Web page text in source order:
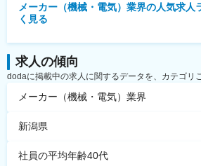
メーカー（機械・電気）業界の人気求人
く見る
求人の傾向
dodaに掲載中の求人に関するデータを、カテゴリ
メーカー（機械・電気）業界
新潟県
社員の平均年齢40代